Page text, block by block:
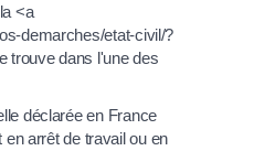
<a
demarches/etat-civil/?
trouve dans l'une des
déclarée en France
arrêt de travail ou en